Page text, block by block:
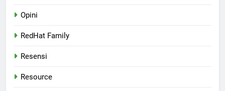
Opini
RedHat Family
Resensi
Resource